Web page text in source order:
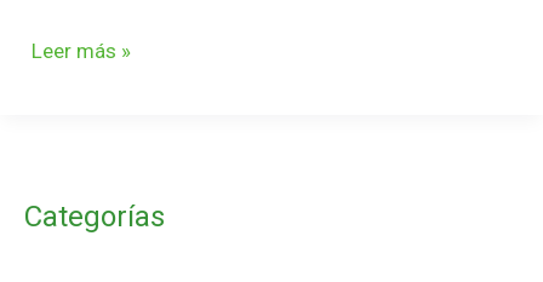
Leer más »
Categorías